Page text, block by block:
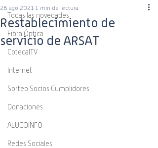
Todas las novedades
Fibra Óptica
CotecalTV
Internet
Sorteo Socios Cumplidores
Donaciones
ALUCOINFO
Redes Sociales
Restablecimiento de
servicio de ARSAT
28 ago 2021 1 min de lectura